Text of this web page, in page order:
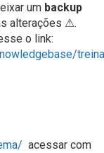
um backup
alterações ⚠.
o link:
acessar com